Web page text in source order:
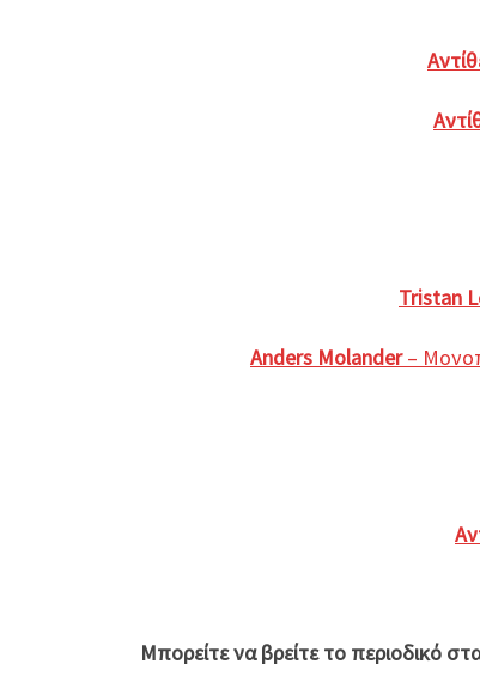
Tristan
Anders Molander–
Μπορείτε να βρείτε το περιοδικό